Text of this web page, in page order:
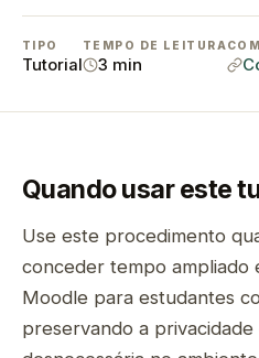
TIPO
Tutorial
TEMPO DE LEITURA
3 min
Quando usar este
Use este procedimento
conceder tempo ampliado
Moodle para estudantes
preservando a